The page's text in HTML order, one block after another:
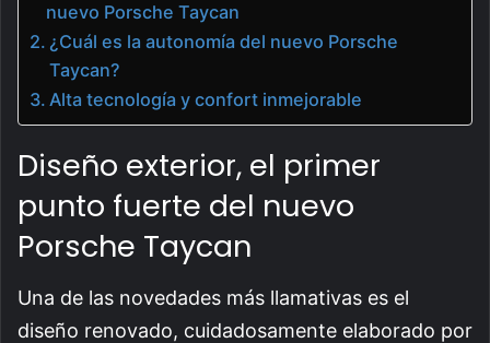
nuevo Porsche Taycan
¿Cuál es la autonomía del nuevo Porsche
Taycan?
Alta tecnología y confort inmejorable
Diseño exterior, el primer
punto fuerte del nuevo
Porsche Taycan
Una de las novedades más llamativas es el
diseño renovado, cuidadosamente elaborado por